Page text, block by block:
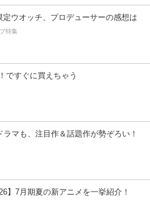
定ウオッチ、プロデューサーの感想は
特集
ですぐに買えちゃう
ラマも、注目作＆話題作が勢ぞろい！
】7月期夏の新アニメを一挙紹介！